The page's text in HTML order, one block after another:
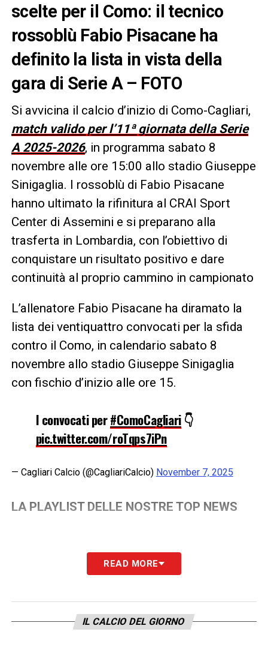
scelte per il Como: il tecnico
rossoblù Fabio Pisacane ha
definito la lista in vista della
gara di Serie A – FOTO
Si avvicina il calcio d’inizio di Como-Cagliari,
match valido per l’11ª giornata della Serie
A 2025-2026, in programma sabato 8
novembre alle ore 15:00 allo stadio Giuseppe
Sinigaglia. I rossoblù di Fabio Pisacane
hanno ultimato la rifinitura al CRAI Sport
Center di Assemini e si preparano alla
trasferta in Lombardia, con l’obiettivo di
conquistare un risultato positivo e dare
continuità al proprio cammino in campionato
L’allenatore Fabio Pisacane ha diramato la
lista dei ventiquattro convocati per la sfida
contro il Como, in calendario sabato 8
novembre allo stadio Giuseppe Sinigaglia
con fischio d’inizio alle ore 15.
I convocati per#ComoCagliari👇
pic.twitter.com/roTqps7iPn
— Cagliari Calcio (@CagliariCalcio) November 7, 2025
LA PLAYLIST DELLE NOSTRE TOP NEWS
READ MORE
IL CALCIO DEL GIORNO